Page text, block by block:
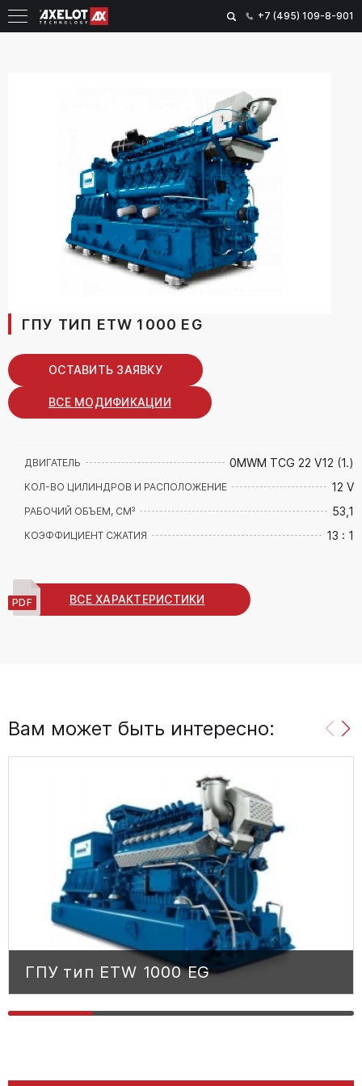
+7 (495) 109-8-901
ГПУ ТИП ETW 1000 EG
ОСТАВИТЬ ЗАЯВКУ
ВСЕ МОДИФИКАЦИИ
ДВИГАТЕЛЬ 0MWM TCG 22 V12 (1.)
КОЛ-ВО ЦИЛИНДРОВ И РАСПОЛОЖЕНИЕ 12 V
РАБОЧИЙ ОБЪЕМ, СМ³ 53,1
КОЭФФИЦИЕНТ СЖАТИЯ 13 : 1
ВСЕ ХАРАКТЕРИСТИКИ
Вам может быть интересно:
ГПУ тип ETW 1000 EG
ГПУ тип ETW 1000 EG